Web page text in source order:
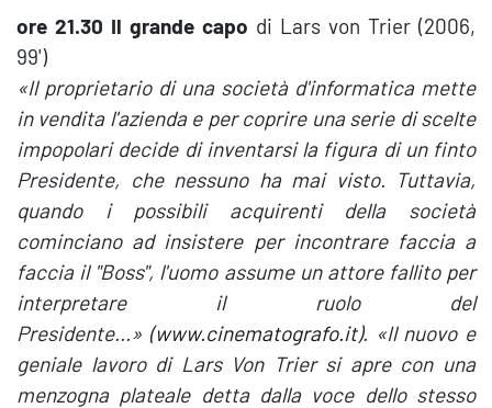
ore 21.30 Il grande capo di Lars von Trier (2006,
99')
«Il proprietario di una società d'informatica mette
in vendita l'azienda e per coprire una serie di scelte
impopolari decide di inventarsi la figura di un finto
Presidente, che nessuno ha mai visto. Tuttavia,
quando i possibili acquirenti della società
cominciano ad insistere per incontrare faccia a
faccia il "Boss", l'uomo assume un attore fallito per
interpretare il ruolo del
Presidente...» (www.cinematografo.it). «Il nuovo e
geniale lavoro di Lars Von Trier si apre con una
menzogna plateale detta dalla voce dello stesso